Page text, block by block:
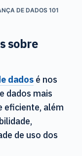
DE DADOS 101
sobre
dadosé nos
dados mais
eficiente, além
de uso dos